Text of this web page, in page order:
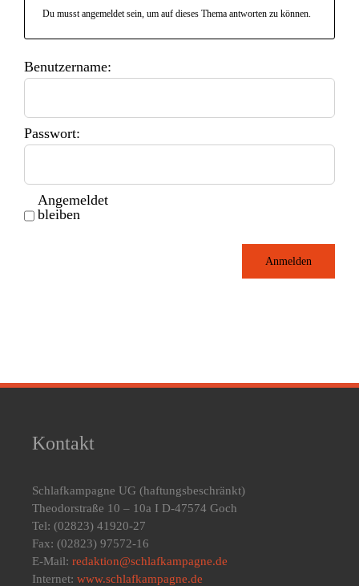
Du musst angemeldet sein, um auf dieses Thema antworten zu können.
Benutzername:
Passwort:
Angemeldet
bleiben
Anmelden
Kontakt
Schlafkampagne UG (haftungsbeschränkt)
Theodorstraße 10 – 10a I D-47574 Goch
Tel: (02823) 41920-27
Fax: (02823) 97572-16
E-Mail: redaktion@schlafkampagne.de
Internet: www.schlafkampagne.de